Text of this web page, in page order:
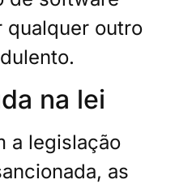
qualquer outro
na lei
a legislação
as